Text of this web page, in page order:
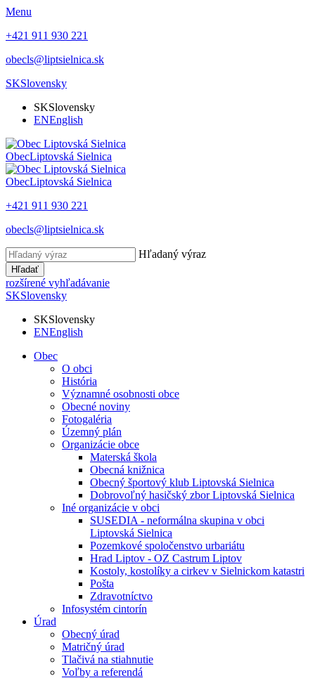
Menu
+421 911 930 221
obecls@liptsielnica.sk
SKSlovensky
SKSlovensky
ENEnglish
ObecLiptovská Sielnica
ObecLiptovská Sielnica
+421 911 930 221
obecls@liptsielnica.sk
Hľadaný výraz
Hľadať
rozšírené vyhľadávanie
SKSlovensky
SKSlovensky
ENEnglish
Obec
O obci
História
Významné osobnosti obce
Obecné noviny
Fotogaléria
Územný plán
Organizácie obce
Materská škola
Obecná knižnica
Obecný športový klub Liptovská Sielnica
Dobrovoľný hasičský zbor Liptovská Sielnica
Iné organizácie v obci
SUSEDIA - neformálna skupina v obci
Liptovská Sielnica
Pozemkové spoločenstvo urbariátu
Hrad Liptov - OZ Castrum Liptov
Kostoly, kostolíky a cirkev v Sielnickom katastri
Pošta
Zdravotníctvo
Infosystém cintorín
Úrad
Obecný úrad
Matričný úrad
Tlačivá na stiahnutie
Voľby a referendá